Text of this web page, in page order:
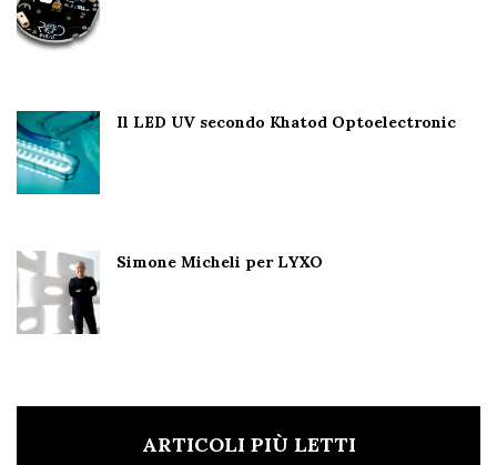
Il LED UV secondo Khatod Optoelectronic
Simone Micheli per LYXO
ARTICOLI PIÙ LETTI